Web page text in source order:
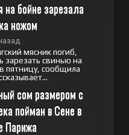
на бойне зарезала
ножом
мясник погиб,
зарезать свинью на
пятницу, сообщила
сом размером с
пойман в Сене в
Парижа